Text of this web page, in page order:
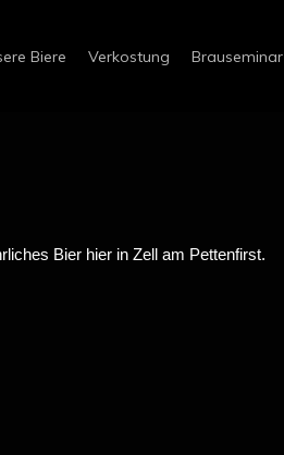
Biere Verkostung Brauseminar
Bier hier in Zell am Pettenfirst.